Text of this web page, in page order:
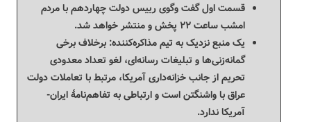
قسمت اول گفت وگوی رییس دولت چهاردهم با مردم
امشب ساعت ۲۲ پخش و منتشر خواهد شد.
یک منبع نزدیک به تیم مذاکره‌کننده: برخلاف برخی
گمانه‌زنی‌ها و تبلیغات رسانه‌ای، لغو تعداد معدودی
تحریم از جانب خزانه‌داری آمریکا، مرتبط با تعاملات دولت
عراق با واشنگتن است و ارتباطی به تفاهم‌نامۀ ایران-
آمریکا ندارد.